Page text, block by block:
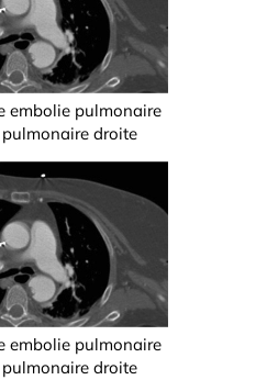
embolie pulmonaire
pulmonaire droite
embolie pulmonaire
pulmonaire droite